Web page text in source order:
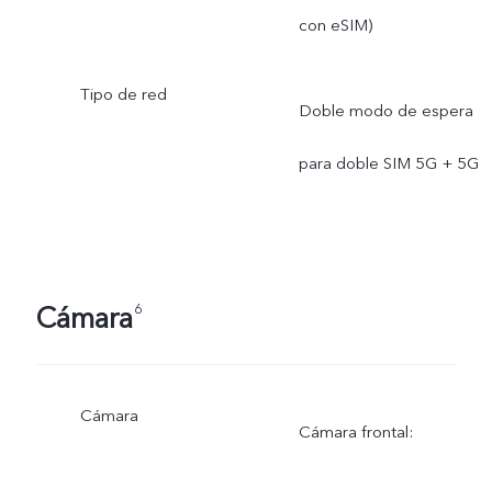
con eSIM)
Tipo de red
Doble modo de espera
para doble SIM 5G + 5G
Cámara6
Cámara
Cámara frontal: